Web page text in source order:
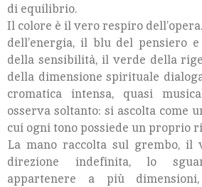
di equilibrio.
Il colore è il vero respiro
dell’energia, il blu del pensiero
della sensibilità, il verde della
della dimensione spirituale
cromatica intensa, quasi
osserva soltanto: si ascolta come
cui ogni tono possiede un proprio
La mano raccolta sul grembo,
direzione indefinita, lo
appartenere a più